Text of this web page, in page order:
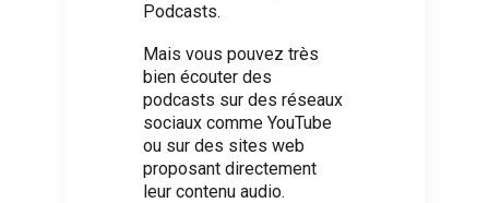
Podcasts.
Mais vous pouvez très
bien écouter des
podcasts sur des réseaux
sociaux comme YouTube
ou sur des sites web
proposant directement
leur contenu audio.